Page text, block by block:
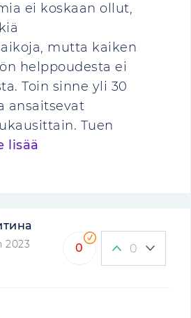
ei koskaan ollut,
mutta kaiken
helppoudesta ei
Toin sinne yli 30
ansaitsevat
Tuen
lisää
2023
0 0